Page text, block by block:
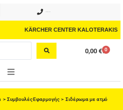
KÄRCHER CENTER KALOTERAKIS
0,00 € 0
Cart
>Συμβουλές Εφαρμογής> Σιδέρωμα με ατμό